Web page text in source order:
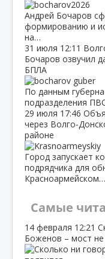
Андрей Бочаров
формированию и
на…
31 июля 12:11
Бочаров озвучил
БПЛА
По данным
подразделения
29 июля 17:46
через
районе
Город запускает
подрядчика для
Красноармейском…
Самые
14 февраля 12:21
Боженов – мост не